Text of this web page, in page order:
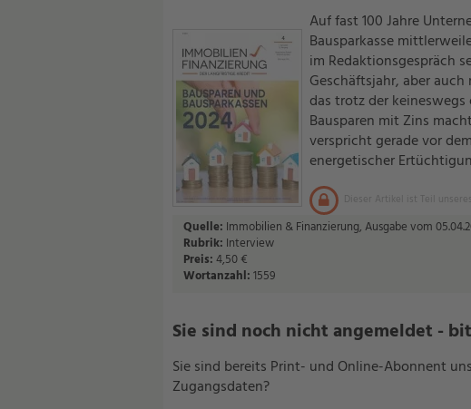
Auf fast 100 Jahre
Bausparkasse
im Redaktionsgespräch
Geschäftsjahr, aber
das trotz der
Bausparen mit Zins
verspricht gerade vor
energetischer
Dieser Artikel ist Teil
Quelle: Immobilien & Finanzierung, Ausgabe vom
Rubrik: Interview
Preis:4,50 €
Wortanzahl:1559
Sie sind noch nicht angemeldet -
Sie sind bereits Print- und Online-Abonnent
Zugangsdaten?